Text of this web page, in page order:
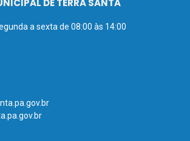
DE TERRA SANTA
a sexta de 08:00 às 14:00